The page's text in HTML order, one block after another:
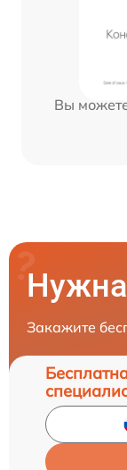
Вы
Нужна
Закажите